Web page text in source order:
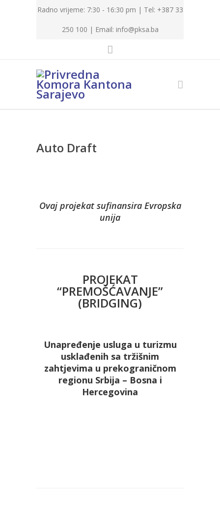
Radno vrijeme: 7:30 - 16:30 pm | Tel: +387 33
250 100 | Email: info@pksa.ba
Auto Draft
Ovaj projekat sufinansira Evropska
unija
PROJEKAT
“PREMOŠĆAVANJE”
(BRIDGING)
Unapređenje usluga u turizmu
usklađenih sa tržišnim
zahtjevima u prekograničnom
regionu Srbija – Bosna i
Hercegovina